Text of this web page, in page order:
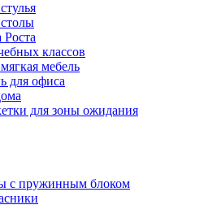
классов
мебель
для офиса
для зоны ожидания
с пружинным блоком